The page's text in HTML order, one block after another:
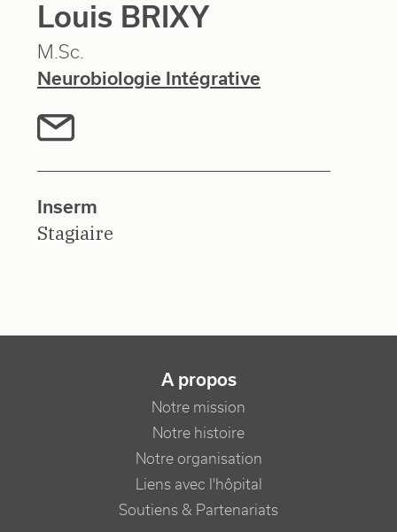
Louis BRIXY
M.Sc.
Neurobiologie Intégrative
Inserm
Stagiaire
NAVIGATION PRINCIPALE
A propos
Notre mission
Notre histoire
Notre organisation
Liens avec l'hôpital
Soutiens & Partenariats